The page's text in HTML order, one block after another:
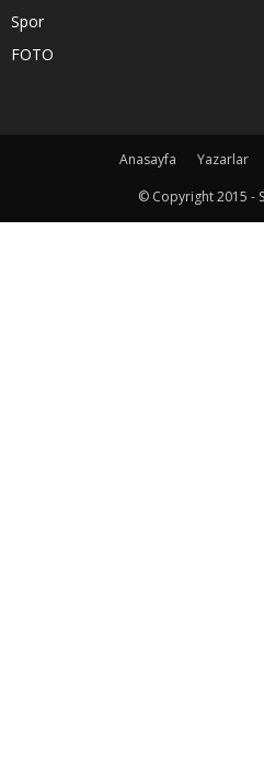
Spor
FOTO
Anasayfa Yazarlar
© Copyright 2015 -